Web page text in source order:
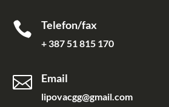
 Telefon/fax
+ 387 51 815 170
 Email
lipovacgg@gmail.com